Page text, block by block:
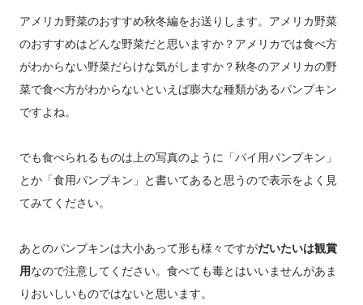
アメリカ野菜のおすすめ秋冬編をお送りします。アメリカ野菜
のおすすめはどんな野菜だと思いますか？アメリカでは食べ方
がわからない野菜だらけな気がしますか？秋冬のアメリカの野
菜で食べ方がわからないといえば膨大な種類があるパンプキン
ですよね。
でも食べられるものは上の写真のように「パイ用パンプキン」
とか「食用パンプキン」と書いてあると思うので表示をよく見
てみてください。
あとのパンプキンは大小あって形も様々ですがだいたいは観賞
用なので注意してください。食べても毒とはいいませんがあま
りおいしいものではないと思います。